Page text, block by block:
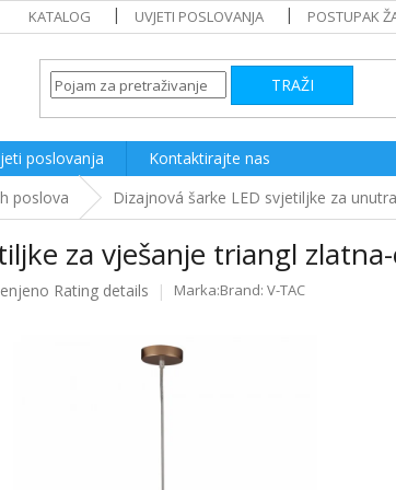
KATALOG UVJETI POSLOVANJA POSTUPAK
TRAŽI
poslovanja
Kontaktirajte nas
poslova Dizajnová šarke LED svjetiljke za
za vješanje triangl
Rating details Brand: V-TAC